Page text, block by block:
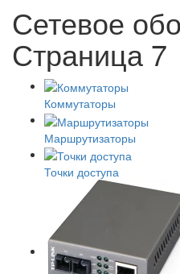
Сетевое
Страница 7
Коммутаторы
Маршрутизаторы
Точки доступа